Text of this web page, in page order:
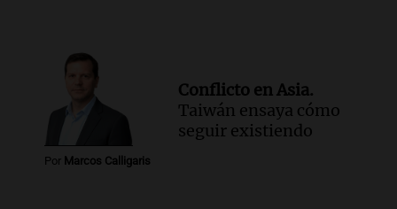
Por Marcos Calligaris
Conflicto en Asia.
Taiwán ensaya cómo
seguir existiendo